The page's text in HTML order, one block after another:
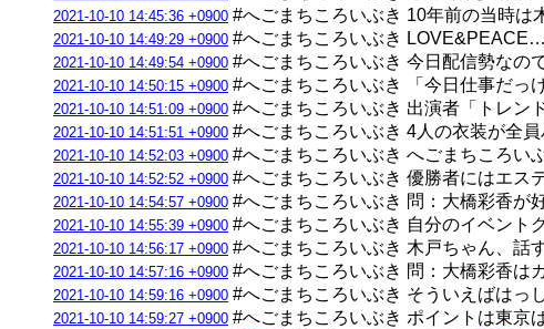
2021-10-10 14:45:36 +0900 #へごまちころいぶき 10年前の当時は
2021-10-10 14:49:29 +0900 #へごまちころいぶき
2021-10-10 14:49:54 +0900 #へごまちころいぶき 今日配信勢なの
2021-10-10 14:50:15 +0900 #へごまちころいぶき 「今日仕事だっ
2021-10-10 14:51:09 +0900 #へごまちころいぶき 出演者「トレン
2021-10-10 14:51:51 +0900 #へごまちころいぶき 4人の衣装が全
2021-10-10 14:52:03 +0900 #へごまちころいぶき へごまちころい
2021-10-10 14:52:52 +0900 #へごまちころいぶき 優勝者にはエス
2021-10-10 14:54:57 +0900 #へごまちころいぶき 問：大橋彩香が
2021-10-10 14:55:39 +0900 #へごまちころいぶき 自分のイベン
2021-10-10 14:56:17 +0900 #へごまちころいぶき 木戸ちゃん、話
2021-10-10 14:57:16 +0900 #へごまちころいぶき 問：大橋彩香は
2021-10-10 14:59:16 +0900 #へごまちころいぶき そういえばはっ
2021-10-10 14:59:27 +0900 #へごまちころいぶき ポイントは東京